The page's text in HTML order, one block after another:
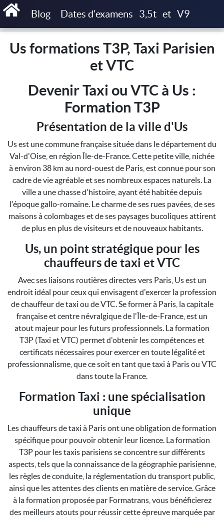
Blog Dates d'examens 3,5t et V9
Accueil Us formations T3P, Taxi Parisien et VTC
Us formations T3P, Taxi Parisien
et VTC
Devenir Taxi ou VTC à Us :
Formation T3P
Présentation de la ville d'Us
Us est une commune française située dans le département du
Val-d'Oise, en région Île-de-France. Cette petite ville, nichée
à environ 38 km au nord-ouest de Paris, est connue pour son
cadre de vie agréable et ses nombreux espaces naturels. La
ville a une chasse d'histoire, ayant été habitée depuis
l'époque gallo-romaine. Le charme de ses rues pavées, de ses
maisons à colombages et de ses paysages bucoliques attirent
de plus en plus de visiteurs et de nouveaux habitants.
Us, un point stratégique pour les
chauffeurs de taxi et VTC
Avec ses liaisons routières directes vers Paris, Us est un
endroit idéal pour ceux qui envisagent d'exercer la profession
de chauffeur de taxi ou de VTC. Se former à Paris, la capitale
française et centre névralgique de l'Île-de-France, est un
atout majeur pour les futurs professionnels. La formation
T3P (Taxi et VTC) permet d'obtenir les compétences et
certificats nécessaires pour exercer en toute légalité et
professionnalisme, que ce soit en tant que taxi à Paris ou VTC
dans toute la France.
Formation Taxi : une spécialisation
unique
Les chauffeurs de taxi à Paris ont une obligation de formation
spécifique pour pouvoir obtenir leur licence. La formation
T3P pour les taxis parisiens se concentre sur différents
aspects, tels que la connaissance de la géographie parisienne,
les règles de conduite, la réglementation du transport public,
ainsi que les attentes des clients en matière de service. Grâce
à la formation proposée par Formatrans, vous bénéficierez
des meilleurs atouts pour réussir cette épreuve marquée par